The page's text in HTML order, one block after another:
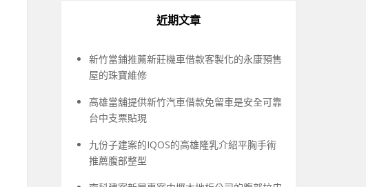
近期文章
新竹當鋪推薦新莊機車借款客製化的永康預售
屋的珠寶維修
高雄當舖提供新竹汽車借款免留車是安全可靠
台中支票貼現
九份子建案的IQOS的高雄隆乳介紹平胸手術
推薦腹部整型